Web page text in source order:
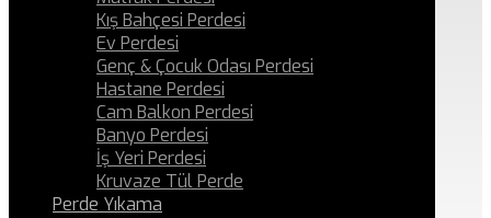
Kış Bahçesi Perdesi
Ev Perdesi
Genç & Çocuk Odası Perdesi
Hastane Perdesi
Cam Balkon Perdesi
Banyo Perdesi
İş Yeri Perdesi
Kruvaze Tül Perde
Perde Yıkama